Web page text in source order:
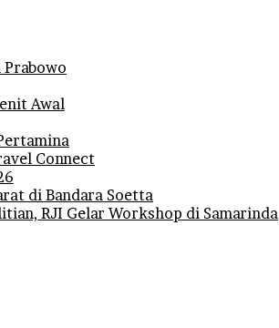
Prabowo
Awal
Connect
di Bandara Soetta
RJI Gelar Workshop di Samarinda